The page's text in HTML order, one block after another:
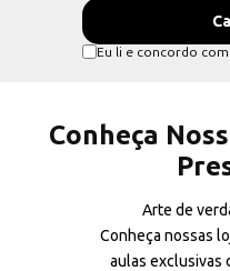
Eu li e concordo
Conheça
Arte de
Conheça nossas
aulas exclusivas